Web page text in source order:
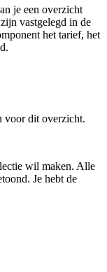
je een overzicht
vastgelegd in de
het tarief, het
voor dit overzicht.
wil maken. Alle
Je hebt de